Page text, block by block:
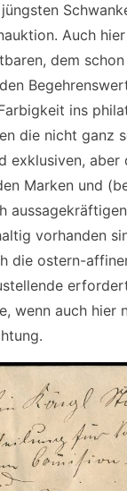
Auch
dem schon
ins
die nicht ganz
exklusiven, aber
Marken und
vorhanden
die ostern-
wenn auch hier